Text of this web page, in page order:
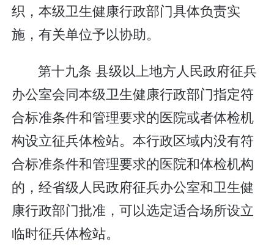
织，本级卫生健康行政部门具体负责实
施，有关单位予以协助。
第十九条 县级以上地方人民政府征兵
办公室会同本级卫生健康行政部门指定符
合标准条件和管理要求的医院或者体检机
构设立征兵体检站。本行政区域内没有符
合标准条件和管理要求的医院和体检机构
的，经省级人民政府征兵办公室和卫生健
康行政部门批准，可以选定适合场所设立
临时征兵体检站。